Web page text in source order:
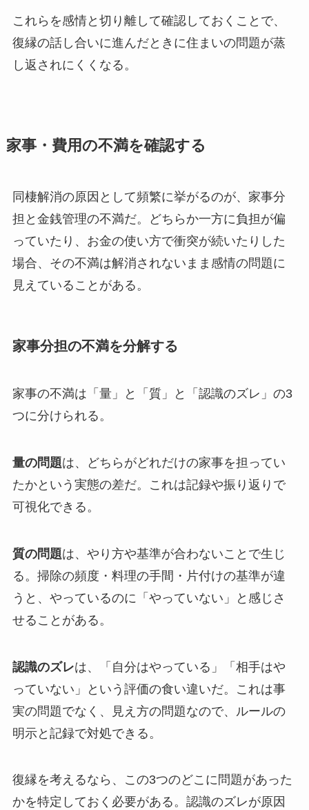
これらを感情と切り離して確認しておくことで、
復縁の話し合いに進んだときに住まいの問題が蒸
し返されにくくなる。
家事・費用の不満を確認する
同棲解消の原因として頻繁に挙がるのが、家事分
担と金銭管理の不満だ。どちらか一方に負担が偏
っていたり、お金の使い方で衝突が続いたりした
場合、その不満は解消されないまま感情の問題に
見えていることがある。
家事分担の不満を分解する
家事の不満は「量」と「質」と「認識のズレ」の3
つに分けられる。
量の問題は、どちらがどれだけの家事を担ってい
たかという実態の差だ。これは記録や振り返りで
可視化できる。
質の問題は、やり方や基準が合わないことで生じ
る。掃除の頻度・料理の手間・片付けの基準が違
うと、やっているのに「やっていない」と感じさ
せることがある。
認識のズレは、「自分はやっている」「相手はや
っていない」という評価の食い違いだ。これは事
実の問題でなく、見え方の問題なので、ルールの
明示と記録で対処できる。
復縁を考えるなら、この3つのどこに問題があった
かを特定しておく必要がある。認識のズレが原因